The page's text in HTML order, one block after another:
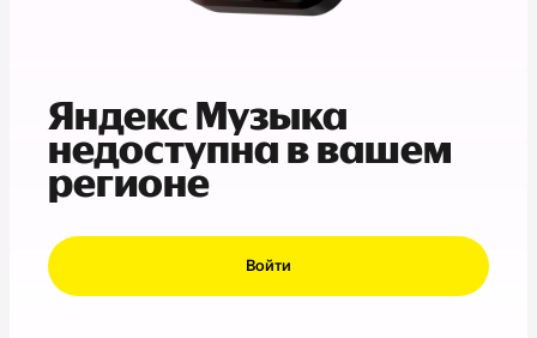
Яндекс Музыка
недоступна в вашем
регионе
Войти